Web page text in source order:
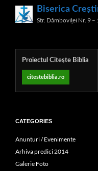
Biserica
Str. Dâmboviței Nr. 9
Search
Proiectul Citește Biblia
citestebiblia.ro
CATEGORIES
Anunturi / Evenimente
Arhiva predici 2014
Galerie Foto